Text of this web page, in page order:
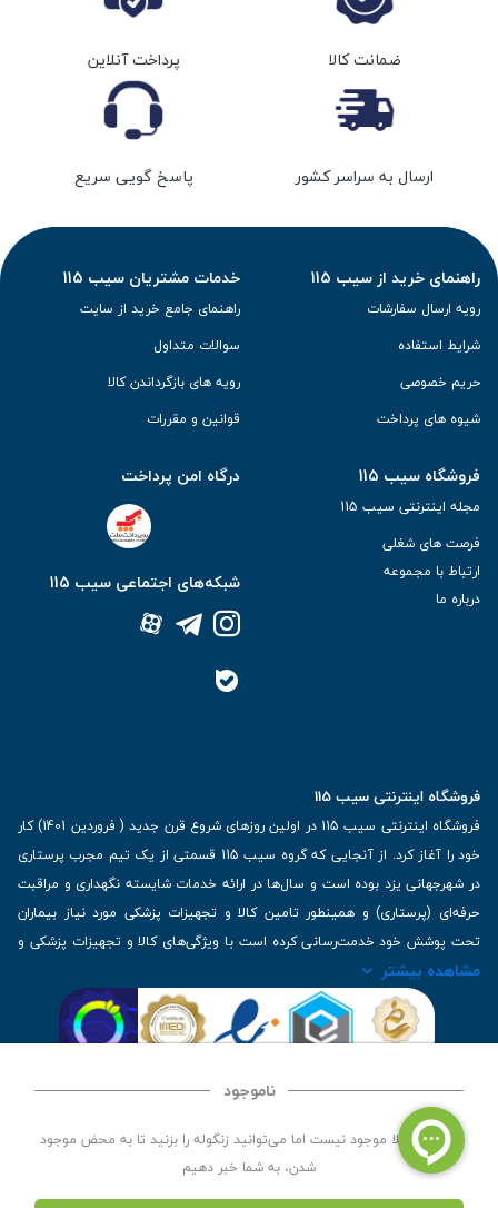
ناموجود
این کالا فعلا موجود نیست اما می‌توانید زنگوله را بزنید تا به محض موجود
شدن، به شما خبر دهیم
ضمانت کالا پرداخت آنلاین
ارسال به سراسر کشور پاسخ گویی سریع
راهنمای خرید از سیب 115
رویه ارسال سفارشات
شرایط استفاده
حریم خصوصی
شیوه های پرداخت
خدمات مشتریان سیب 115
راهنمای جامع خرید از سایت
سوالات متداول
رویه های بازگرداندن کالا
قوانین و مقررات
فروشگاه سیب 115
مجله اینترنتی سیب 115
فرصت های شغلی
ارتباط با مجموعه
درباره ما
درگاه امن پرداخت
شبکه‌های اجتماعی سیب 115
فروشگاه اینترنتی سیب 115
فروشگاه اینترنتی سیب 115 در اولین روزهای شروع قرن جدید ( فروردین 1401) کار
خود را آغاز کرد. از آنجایی که گروه سیب 115 قسمتی از یک تیم مجرب پرستاری
در شهرجهانی یزد بوده است و سال‌ها در ارائه خدمات شایسته نگهداری و مراقبت
حرفه‌ای (پرستاری) و همینطور تامین کالا و تجهیزات پزشکی مورد نیاز بیماران
تحت پوشش خود خدمت‌رسانی کرده است با ویژگی‌های کالا و تجهیزات پزشکی و
برترین برندهای موجود در بازار اطلاعات بسیار ارزشمندی را دارا می‌باشد
| تلفن تماس : 36333383-035 | ایمیل: Info@Sib115.com
مشاهده بیشتر
کلیه حقوق این سایت متعلق به سیب 115 ( فروشگاه لوازم پزشکی سیب 115 ) است، توسعه و
کدنویسی توسطسپکام سیستم